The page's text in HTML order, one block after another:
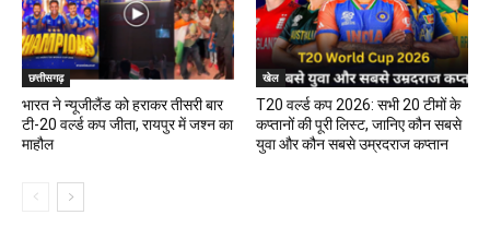
छत्तीसगढ़
भारत ने न्यूजीलैंड को हराकर तीसरी बार
टी-20 वर्ल्ड कप जीता, रायपुर में जश्न का
माहौल
खेल
T20 वर्ल्ड कप 2026: सभी 20 टीमों के
कप्तानों की पूरी लिस्ट, जानिए कौन सबसे
युवा और कौन सबसे उम्रदराज कप्तान